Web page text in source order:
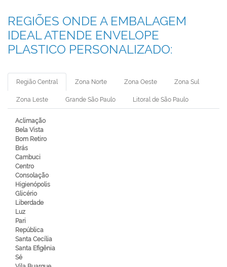
REGIÕES ONDE A EMBALAGEM
IDEAL ATENDE ENVELOPE
PLASTICO PERSONALIZADO:
Região Central Zona Norte Zona Oeste Zona Sul
Zona Leste Grande São Paulo Litoral de São Paulo
Aclimação
Bela Vista
Bom Retiro
Brás
Cambuci
Centro
Consolação
Higienópolis
Glicério
Liberdade
Luz
Pari
República
Santa Cecília
Santa Efigênia
Sé